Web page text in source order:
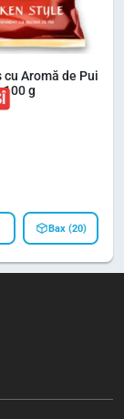
cu Aromă de Pui
100 g
Bax (20)